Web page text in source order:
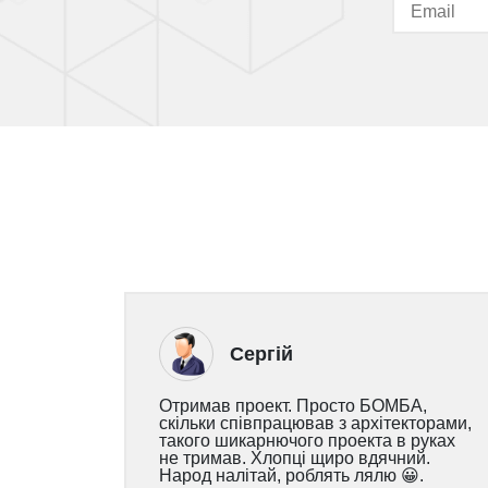
Сергій
Отримав проект. Просто БОМБА,
скільки співпрацював з архітекторами,
такого шикарнючого проекта в руках
не тримав. Хлопці щиро вдячний.
Народ налітай, роблять лялю 😀.